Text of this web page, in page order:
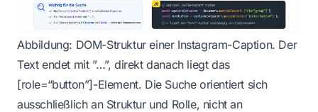
Abbildung: DOM-Struktur einer Instagram-Caption. Der
Text endet mit ”…”, direkt danach liegt das
[role=“button”]-Element. Die Suche orientiert sich
ausschließlich an Struktur und Rolle, nicht an